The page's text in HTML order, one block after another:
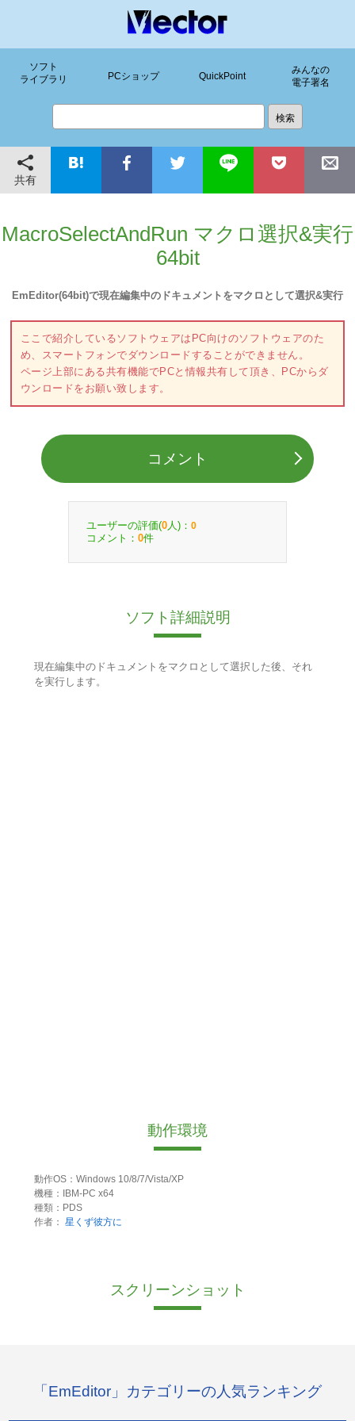
ソフト
ライブラリ
PCショップ QuickPoint
みんなの
電子署名
共有
MacroSelectAndRun マクロ選択&実行
64bit
EmEditor(64bit)で現在編集中のドキュメントをマクロとして選択&実行
ここで紹介しているソフトウェアはPC向けのソフトウェアのた
め、スマートフォンでダウンロードすることができません。
ページ上部にある共有機能でPCと情報共有して頂き、PCからダ
ウンロードをお願い致します。
コメント
ユーザーの評価(0 人)： 0
コメント： 0件
ソフト詳細説明
現在編集中のドキュメントをマクロとして選択した後、それ
を実行します。
動作環境
動作OS：Windows 10/8/7/Vista/XP
機種：IBM-PC x64
種類：PDS
作者： 星くず彼方に
スクリーンショット
「EmEditor」カテゴリーの人気ランキング